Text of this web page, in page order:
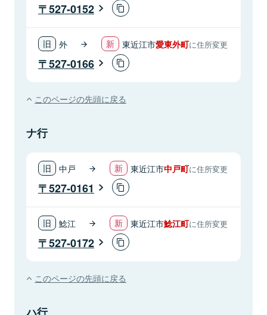
527-0152
外 東近江市愛東外町に住所変更
527-0166
このページの先頭に戻る
ナ行
中戸 東近江市中戸町に住所変更
527-0161
鯰江 東近江市鯰江町に住所変更
527-0172
このページの先頭に戻る
ハ行